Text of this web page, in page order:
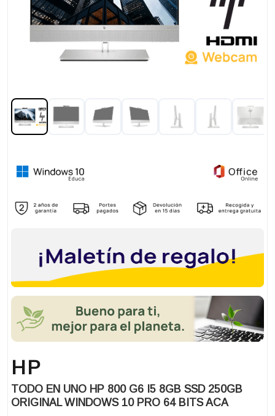
HP
TODO EN UNO HP 800 G6 I5 8GB SSD 250GB
ORIGINAL WINDOWS 10 PRO 64 BITS ACA